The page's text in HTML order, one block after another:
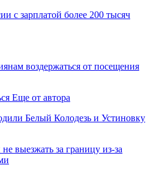
с зарплатой более 200 тысяч
воздержаться от посещения
Еще от автора
Белый Колодезь и Устиновку
выезжать за границу из-за